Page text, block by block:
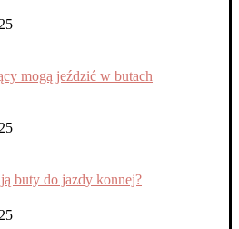
mogą jeździć w butach
buty do jazdy konnej?